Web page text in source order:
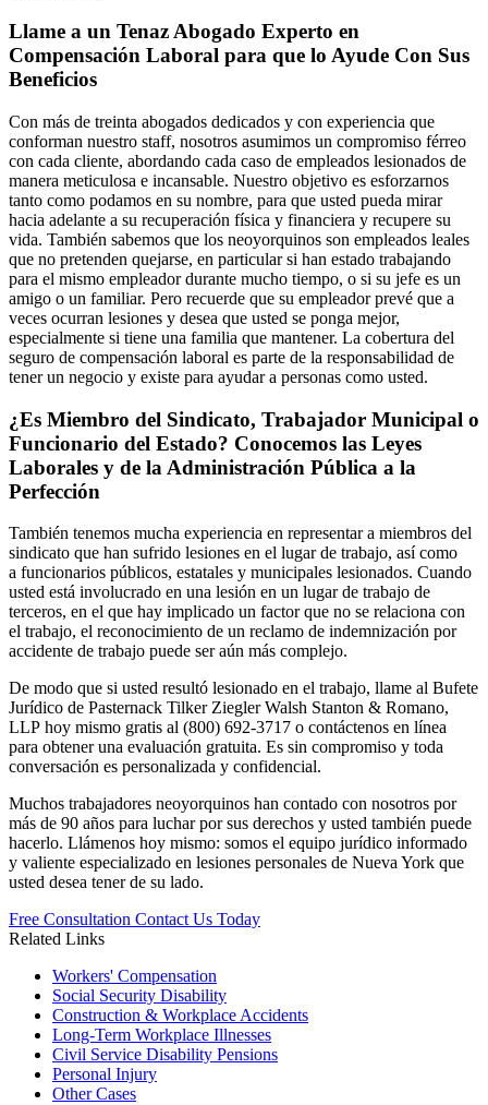
Llame a un Tenaz Abogado Experto en
Compensación Laboral para que lo Ayude Con Sus
Beneficios
Con más de treinta abogados dedicados y con experiencia que
conforman nuestro staff, nosotros asumimos un compromiso férreo
con cada cliente, abordando cada caso de empleados lesionados de
manera meticulosa e incansable. Nuestro objetivo es esforzarnos
tanto como podamos en su nombre, para que usted pueda mirar
hacia adelante a su recuperación física y financiera y recupere su
vida. También sabemos que los neoyorquinos son empleados leales
que no pretenden quejarse, en particular si han estado trabajando
para el mismo empleador durante mucho tiempo, o si su jefe es un
amigo o un familiar. Pero recuerde que su empleador prevé que a
veces ocurran lesiones y desea que usted se ponga mejor,
especialmente si tiene una familia que mantener. La cobertura del
seguro de compensación laboral es parte de la responsabilidad de
tener un negocio y existe para ayudar a personas como usted.
¿Es Miembro del Sindicato, Trabajador Municipal o
Funcionario del Estado? Conocemos las Leyes
Laborales y de la Administración Pública a la
Perfección
También tenemos mucha experiencia en representar a miembros del
sindicato que han sufrido lesiones en el lugar de trabajo, así como
a funcionarios públicos, estatales y municipales lesionados. Cuando
usted está involucrado en una lesión en un lugar de trabajo de
terceros, en el que hay implicado un factor que no se relaciona con
el trabajo, el reconocimiento de un reclamo de indemnización por
accidente de trabajo puede ser aún más complejo.
De modo que si usted resultó lesionado en el trabajo, llame al Bufete
Jurídico de Pasternack Tilker Ziegler Walsh Stanton & Romano,
LLP hoy mismo gratis al (800) 692-3717 o contáctenos en línea
para obtener una evaluación gratuita. Es sin compromiso y toda
conversación es personalizada y confidencial.
Muchos trabajadores neoyorquinos han contado con nosotros por
más de 90 años para luchar por sus derechos y usted también puede
hacerlo. Llámenos hoy mismo: somos el equipo jurídico informado
y valiente especializado en lesiones personales de Nueva York que
usted desea tener de su lado.
Free Consultation Contact Us Today
Related Links
Workers' Compensation
Social Security Disability
Construction & Workplace Accidents
Long-Term Workplace Illnesses
Civil Service Disability Pensions
Personal Injury
OtherCases